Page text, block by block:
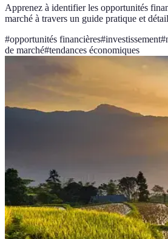
Apprenez à identifier les opportunités
marché à travers un guide pratique et
#opportunités financières#investissement#
de marché#tendances économiques